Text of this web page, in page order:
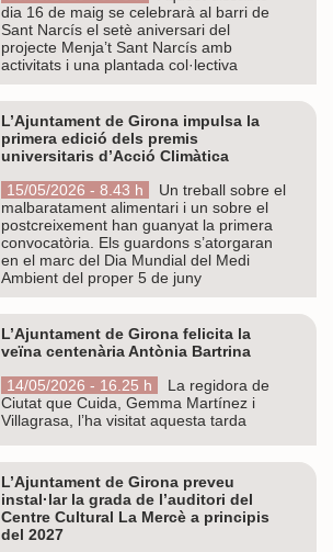
dia 16 de maig se celebrarà al barri de
Sant Narcís el setè aniversari del
projecte Menja’t Sant Narcís amb
activitats i una plantada col·lectiva
L’Ajuntament de Girona impulsa la
primera edició dels premis
universitaris d’Acció Climàtica
15/05/2026 - 8.43 h
Un treball sobre el
malbaratament alimentari i un sobre el
postcreixement han guanyat la primera
convocatòria. Els guardons s’atorgaran
en el marc del Dia Mundial del Medi
Ambient del proper 5 de juny
L’Ajuntament de Girona felicita la
veïna centenària Antònia Bartrina
14/05/2026 - 16.25 h
La regidora de
Ciutat que Cuida, Gemma Martínez i
Villagrasa, l’ha visitat aquesta tarda
L’Ajuntament de Girona preveu
instal·lar la grada de l’auditori del
Centre Cultural La Mercè a principis
del 2027